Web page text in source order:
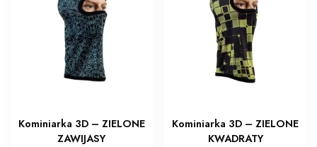
Kominiarka 3D – ZIELONE
ZAWIJASY
Kominiarka 3D – ZIELONE
KWADRATY